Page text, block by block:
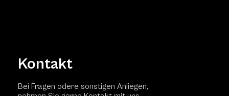
Kontakt
Bei Fragen odere sonstigen Anliegen,